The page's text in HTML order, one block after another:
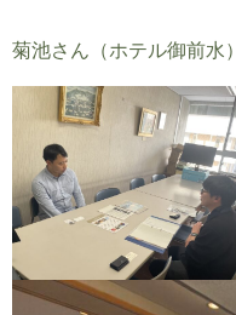
菊池さん（ホテル御前水）